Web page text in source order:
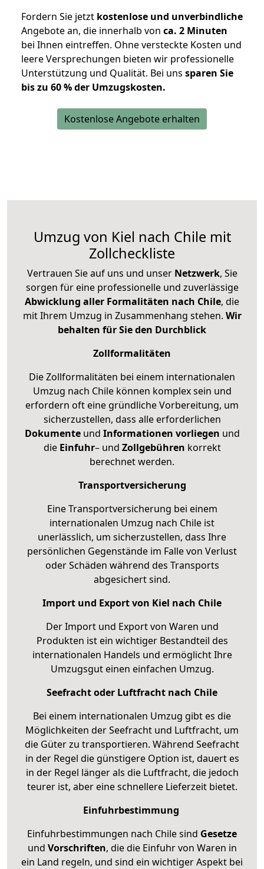
Fordern Sie jetzt kostenlose und unverbindliche
Angebote an, die innerhalb von ca. 2 Minuten
bei Ihnen eintreffen. Ohne versteckte Kosten und
leere Versprechungen bieten wir professionelle
Unterstützung und Qualität. Bei uns sparen Sie
bis zu 60 % der Umzugskosten.
Kostenlose Angebote erhalten
Umzug von Kiel nach Chile mit
Zollcheckliste
Vertrauen Sie auf uns und unser Netzwerk, Sie
sorgen für eine professionelle und zuverlässige
Abwicklung aller Formalitäten nach Chile, die
mit Ihrem Umzug in Zusammenhang stehen. Wir
behalten für Sie den Durchblick
Zollformalitäten
Die Zollformalitäten bei einem internationalen
Umzug nach Chile können komplex sein und
erfordern oft eine gründliche Vorbereitung, um
sicherzustellen, dass alle erforderlichen
Dokumenteund Informationen vorliegen und
die Einfuhr– und Zollgebühren korrekt
berechnet werden.
Transportversicherung
Eine Transportversicherung bei einem
internationalen Umzug nach Chile ist
unerlässlich, um sicherzustellen, dass Ihre
persönlichen Gegenstände im Falle von Verlust
oder Schäden während des Transports
abgesichert sind.
Import und Export von Kiel nach Chile
Der Import und Export von Waren und
Produkten ist ein wichtiger Bestandteil des
internationalen Handels und ermöglicht Ihre
Umzugsgut einen einfachen Umzug.
Seefracht oder Luftfracht nach Chile
Bei einem internationalen Umzug gibt es die
Möglichkeiten der Seefracht und Luftfracht, um
die Güter zu transportieren. Während Seefracht
in der Regel die günstigere Option ist, dauert es
in der Regel länger als die Luftfracht, die jedoch
teurer ist, aber eine schnellere Lieferzeit bietet.
Einfuhrbestimmung
Einfuhrbestimmungen nach Chile sind Gesetze
und Vorschriften, die die Einfuhr von Waren in
ein Land regeln, und sind ein wichtiger Aspekt bei